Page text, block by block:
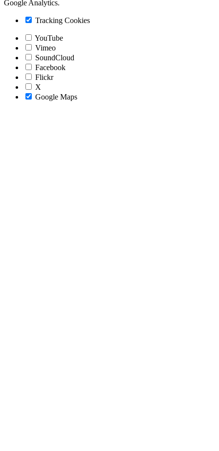
Google Analytics.
Tracking Cookies
YouTube
Vimeo
SoundCloud
Facebook
Flickr
X
Google Maps